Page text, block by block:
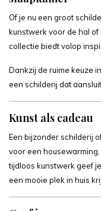
Of je nu een groot
kunstwerk voor de hal
collectie biedt volop
Dankzij de ruime keuze
een schilderij dat
Kunst als cadeau
Een bijzonder schilderij
voor een
tijdloos kunstwerk geef
een mooie plek in huis